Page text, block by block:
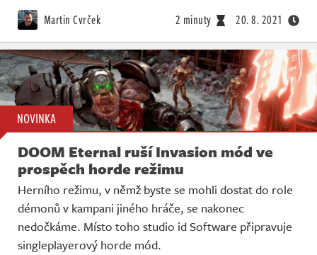
Martin Cvrček 2 minuty 20. 8. 2021
NOVINKA
DOOM Eternal ruší Invasion mód ve
prospěch horde režimu
Herního režimu, v němž byste se mohli dostat do role
démonů v kampani jiného hráče, se nakonec
nedočkáme. Místo toho studio id Software připravuje
singleplayerový horde mód.